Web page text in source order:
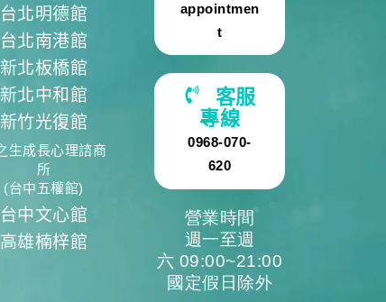
台北明德館
台北南港館
新北板橋館
新北中和館
新竹光復館
生成長心理諮商
所
(台中五權館)
台中文心館
高雄楠梓館
appointmen
t
客服
專線
0968-070-
620
營業時間
週一至週
六 09:00~21:00
國定假日除外